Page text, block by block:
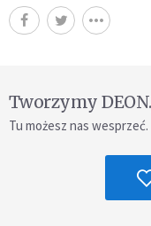
Tworzymy
Tu możesz nas wesprzeć.